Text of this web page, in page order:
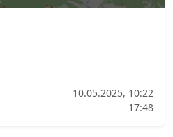
10.05.2025, 10:22
17:48